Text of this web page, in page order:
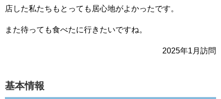
店した私たちもとっても居心地がよかったです。
また待っても食べたに行きたいですね。
2025年1月訪問
基本情報